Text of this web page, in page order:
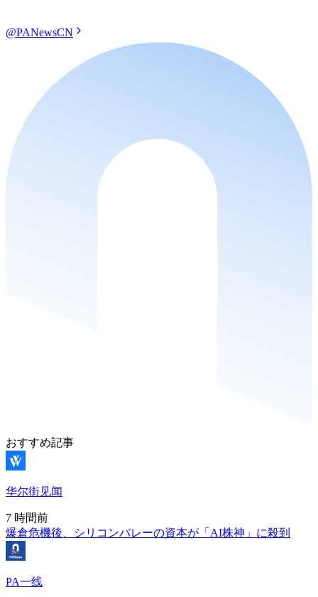
@PANewsCN
おすすめ記事
华尔街见闻
7 時間前
爆倉危機後、シリコンバレーの資本が「AI株神」に殺到
PA一线